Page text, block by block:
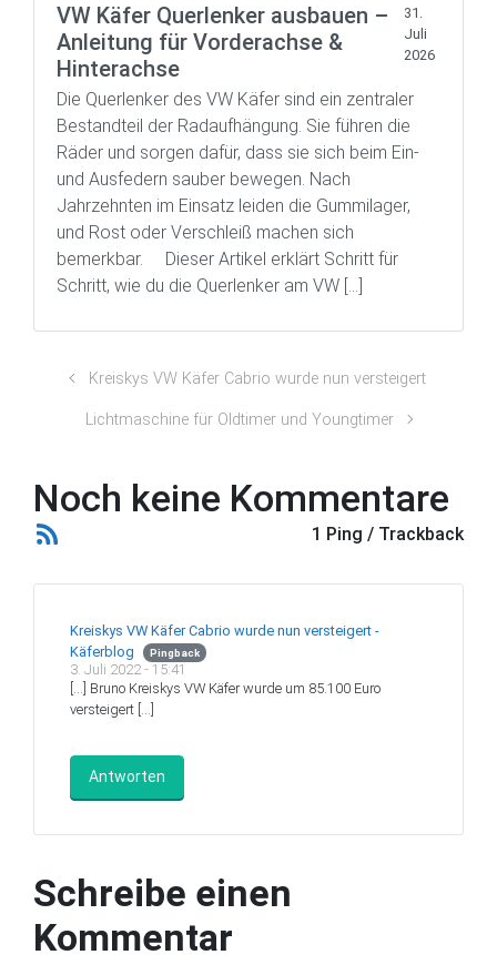
VW Käfer Querlenker ausbauen –
Anleitung für Vorderachse &
Hinterachse
31.
Juli
2026
Die Querlenker des VW Käfer sind ein zentraler
Bestandteil der Radaufhängung. Sie führen die
Räder und sorgen dafür, dass sie sich beim Ein-
und Ausfedern sauber bewegen. Nach
Jahrzehnten im Einsatz leiden die Gummilager,
und Rost oder Verschleiß machen sich
bemerkbar. Dieser Artikel erklärt Schritt für
Schritt, wie du die Querlenker am VW […]
Kreiskys VW Käfer Cabrio wurde nun versteigert
Lichtmaschine für Oldtimer und Youngtimer
Noch keine Kommentare
1 Ping / Trackback
Kreiskys VW Käfer Cabrio wurde nun versteigert -
Käferblog
Pingback
3. Juli 2022 - 15:41
[…] Bruno Kreiskys VW Käfer wurde um 85.100 Euro
versteigert […]
Antworten
Schreibe einen
Kommentar